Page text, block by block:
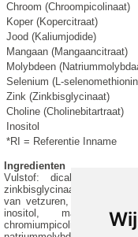
Chroom (Chroompicolinaat)
Koper (Kopercitraat)
Jood (Kaliumjodide)
Mangaan (Mangaancitraat)
Molybdeen
Selenium (L-
Zink (Zinkbisglycinaat)
Choline (Cholinebitartraat)
Inositol
*RI = Referentie Inname
Ingredienten
Vulstof: dicalciumfosfaat,
zinkbisglycinaat,
van vetzuren, D-alfa-
inositol,
chromiumpicolinaat,